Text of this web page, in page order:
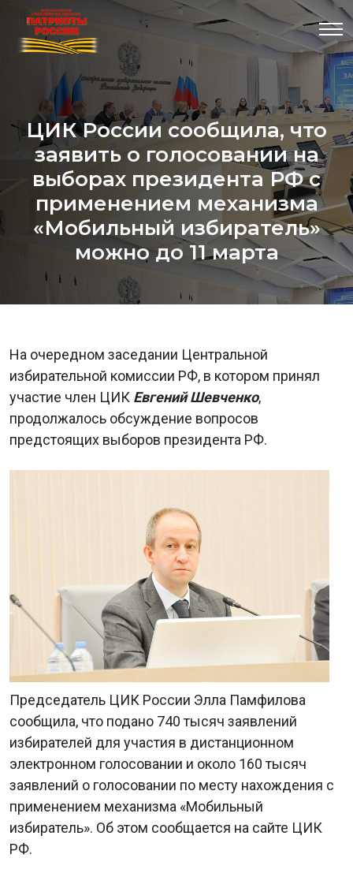
ЦИК России сообщила, что
заявить о голосовании на
выборах президента РФ с
применением механизма
«Мобильный избиратель»
можно до 11 марта
На очередном заседании Центральной
избирательной комиссии РФ, в котором принял
участие член ЦИК Евгений Шевченко,
продолжалось обсуждение вопросов
предстоящих выборов президента РФ.
Председатель ЦИК России Элла Памфилова
сообщила, что подано 740 тысяч заявлений
избирателей для участия в дистанционном
электронном голосовании и около 160 тысяч
заявлений о голосовании по месту нахождения с
применением механизма «Мобильный
избиратель». Об этом сообщается на сайте ЦИК
РФ.